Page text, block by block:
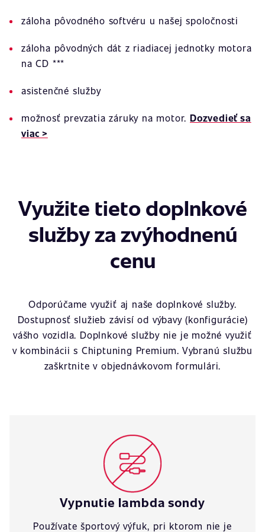
záloha pôvodného softvéru u našej spoločnosti
záloha pôvodných dát z riadiacej jednotky motora
na CD ***
asistenčné služby
možnosť prevzatia záruky na motor. Dozvedieť sa
viac >
Využite tieto doplnkové
služby za zvýhodnenú
cenu
Odporúčame využiť aj naše doplnkové služby.
Dostupnosť služieb závisí od výbavy (konfigurácie)
vášho vozidla. Doplnkové služby nie je možné využiť
v kombinácii s Chiptuning Premium. Vybranú službu
zaškrtnite v objednávkovom formulári.
Vypnutie lambda sondy
Používate športový výfuk, pri ktorom nie je